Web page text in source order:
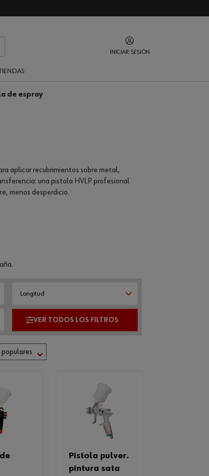
INICIAR SESIÓN
de espray
aplicar recubrimientos sobre metal,
una pistola HVLP profesional
menos desperdicio.
Longitud
pistola pulver.
pintura sata